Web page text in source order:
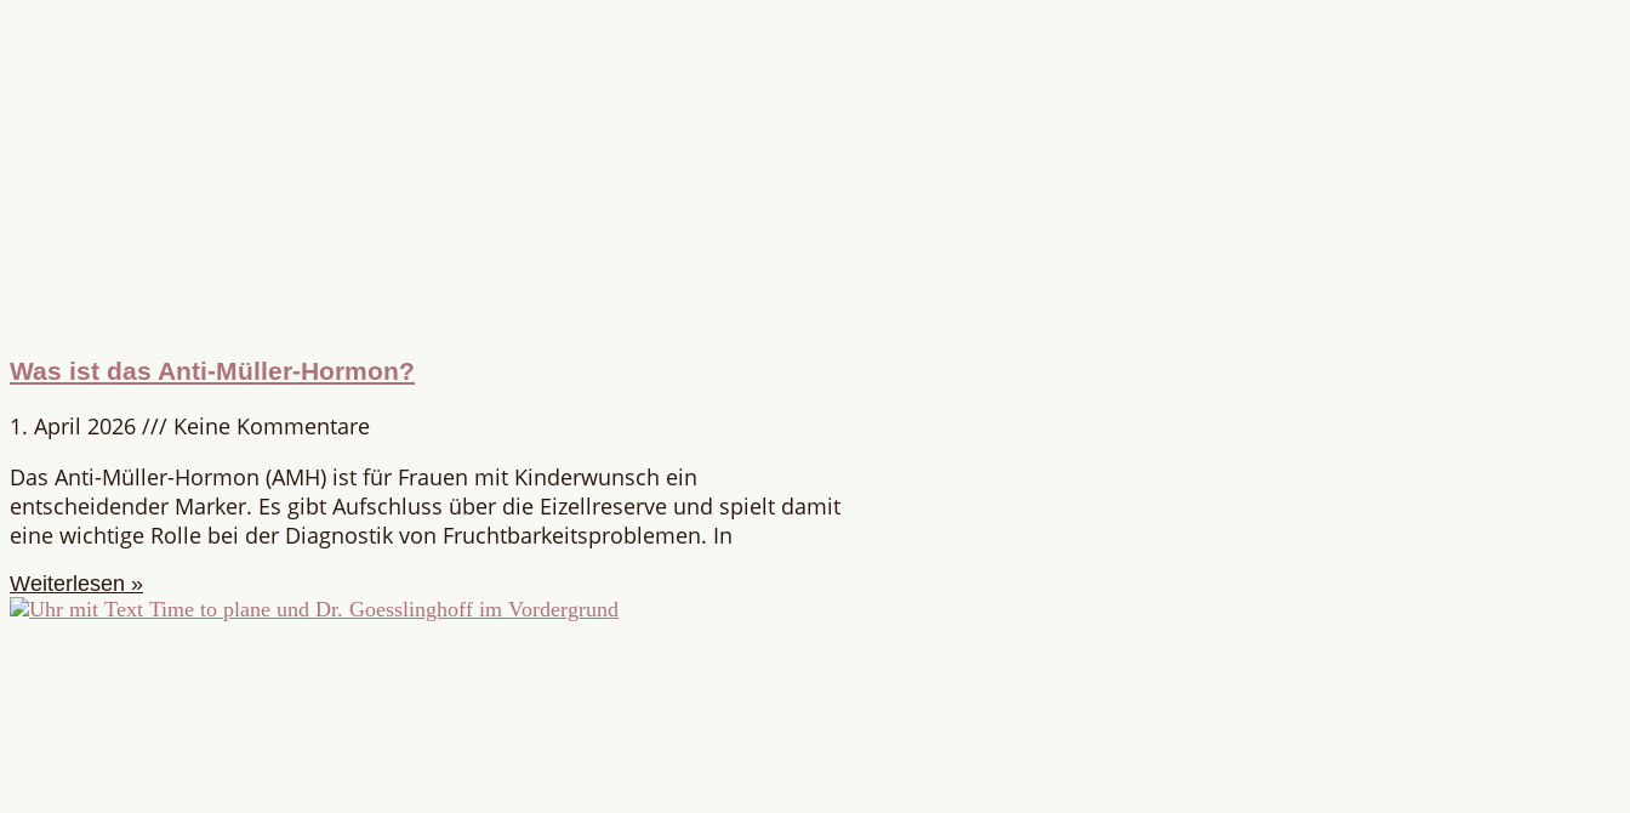
Was ist das Anti-Müller-Hormon?
1. April 2026
Keine Kommentare
Das Anti-Müller-Hormon (AMH) ist für Frauen mit Kinderwunsch ein
entscheidender Marker. Es gibt Aufschluss über die Eizellreserve und spielt damit
eine wichtige Rolle bei der Diagnostik von Fruchtbarkeitsproblemen. In
Weiterlesen »